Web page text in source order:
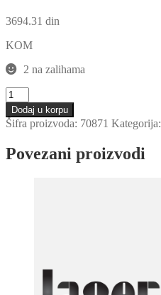
3694.31 din
KOM
2 na zalihama
Distantni
prsten
290x17
(2
NSK
Dodaj u korpu
Šifra proizvoda: 70871 Kategorija:
Povezani proizvodi